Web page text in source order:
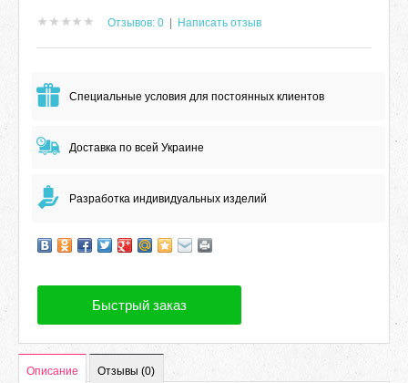
Отзывов: 0 Написать отзыв
Специальные условия для постоянных клиентов
Доставка по всей Украине
Разработка индивидуальных изделий
Быстрый заказ
Описание Отзывы (0)